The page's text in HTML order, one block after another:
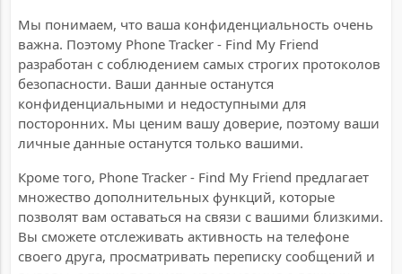
Мы понимаем, что ваша конфиденциальность очень
важна. Поэтому Phone Tracker - Find My Friend
разработан с соблюдением самых строгих протоколов
безопасности. Ваши данные останутся
конфиденциальными и недоступными для
посторонних. Мы ценим вашу доверие, поэтому ваши
личные данные останутся только вашими.
Кроме того, Phone Tracker - Find My Friend предлагает
множество дополнительных функций, которые
позволят вам оставаться на связи с вашими близкими.
Вы сможете отслеживать активность на телефоне
своего друга, просматривать переписку сообщений и